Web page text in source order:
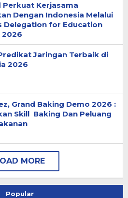
Perkuat Kerjasama
Dengan Indonesia Melalui
Delegation for Education
2026
Jaringan Terbaik di
2026
Grand Baking Demo 2026 :
Skill Baking Dan Peluang
Popular